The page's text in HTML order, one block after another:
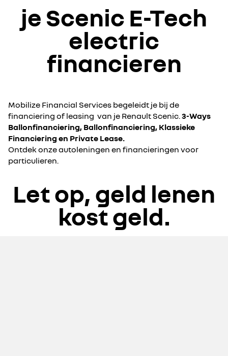
je Scenic E-Tech
electric
financieren
Mobilize Financial Services begeleidt je bij de
financiering of leasing van je Renault Scenic.3-Ways
Ballonfinanciering, Ballonfinanciering, Klassieke
Financiering en Private Lease.
Ontdek onze autoleningen en financieringen voor
particulieren.
Let op, geld lenen
kost geld.